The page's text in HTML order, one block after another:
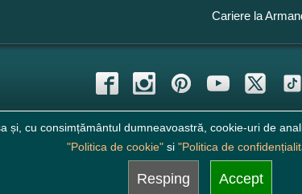
Cariere la
și, cu consimțământul dumneavoastră, cookie-uri de
"Politica de cookie"si "Politica de
Resping Accept